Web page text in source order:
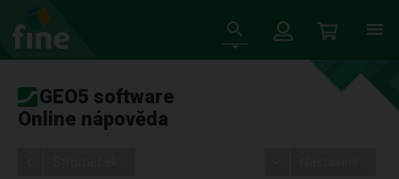
GEO5 software
Online nápověda